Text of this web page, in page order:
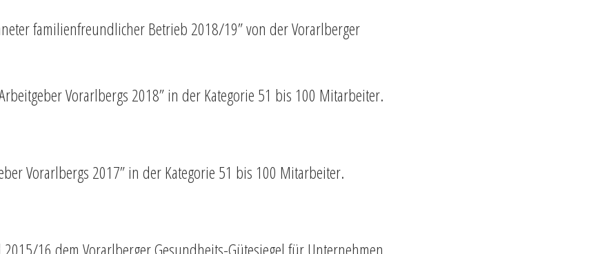
familienfreundlicher Betrieb 2018/19” von der Vorarlberger
Vorarlbergs 2018” in der Kategorie 51 bis 100 Mitarbeiter.
Vorarlbergs 2017” in der Kategorie 51 bis 100 Mitarbeiter.